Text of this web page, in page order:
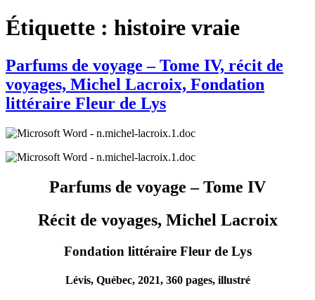
Étiquette : histoire vraie
Parfums de voyage – Tome IV, récit de
voyages, Michel Lacroix, Fondation
littéraire Fleur de Lys
Parfums de voyage – Tome IV
Récit de voyages, Michel Lacroix
Fondation littéraire Fleur de Lys
Lévis, Québec, 2021, 360 pages, illustré